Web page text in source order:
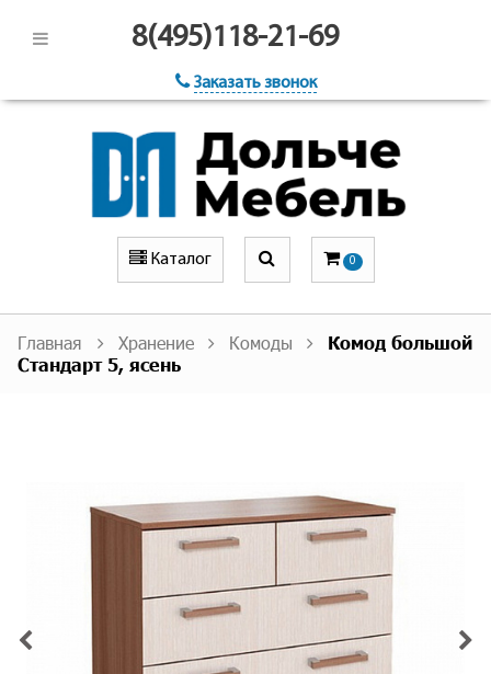
8(495)118-21-69
Заказать звонок
Каталог 0
Главная Хранение Комоды
Комод большой
Стандарт 5, ясень